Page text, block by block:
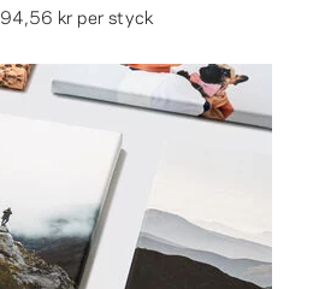
94,56 kr per styck